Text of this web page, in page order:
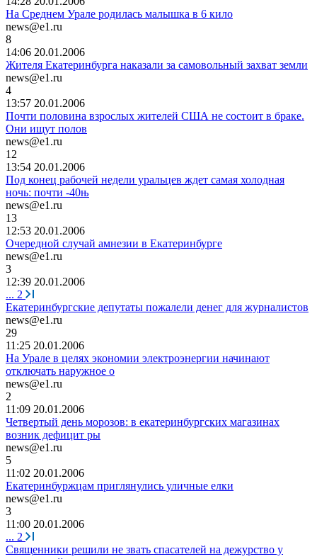
На Среднем Урале родилась малышка в 6 кило
news@e1.ru
8
14:06 20.01.2006
Жителя Екатеринбурга наказали за самовольный захват земли
news@e1.ru
4
13:57 20.01.2006
Почти половина взрослых жителей США не состоит в браке.
Они ищут полов
news@e1.ru
12
13:54 20.01.2006
Под конец рабочей недели уральцев ждет самая холодная
ночь: почти -40њ
news@e1.ru
13
12:53 20.01.2006
Очередной случай амнезии в Екатеринбурге
news@e1.ru
3
12:39 20.01.2006
... 2
Екатеринбургские депутаты пожалели денег для журналистов
news@e1.ru
29
11:25 20.01.2006
На Урале в целях экономии электроэнергии начинают
отключать наружное о
news@e1.ru
2
11:09 20.01.2006
Четвертый день морозов: в екатеринбургских магазинах
возник дефицит ры
news@e1.ru
5
11:02 20.01.2006
Екатеринбуржцам приглянулись уличные елки
news@e1.ru
3
11:00 20.01.2006
... 2
Священники решили не звать спасателей на дежурство у